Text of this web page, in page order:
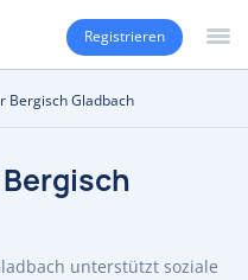
Registrieren
Bergisch Gladbach
unterstützt soziale